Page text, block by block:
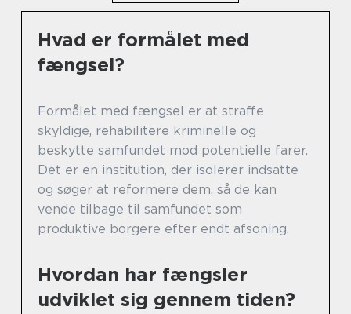
Hvad er formålet med
fængsel?
Formålet med fængsel er at straffe
skyldige, rehabilitere kriminelle og
beskytte samfundet mod potentielle farer.
Det er en institution, der isolerer indsatte
og søger at reformere dem, så de kan
vende tilbage til samfundet som
produktive borgere efter endt afsoning.
Hvordan har fængsler
udviklet sig gennem tiden?